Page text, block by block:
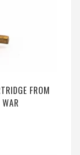
FROM